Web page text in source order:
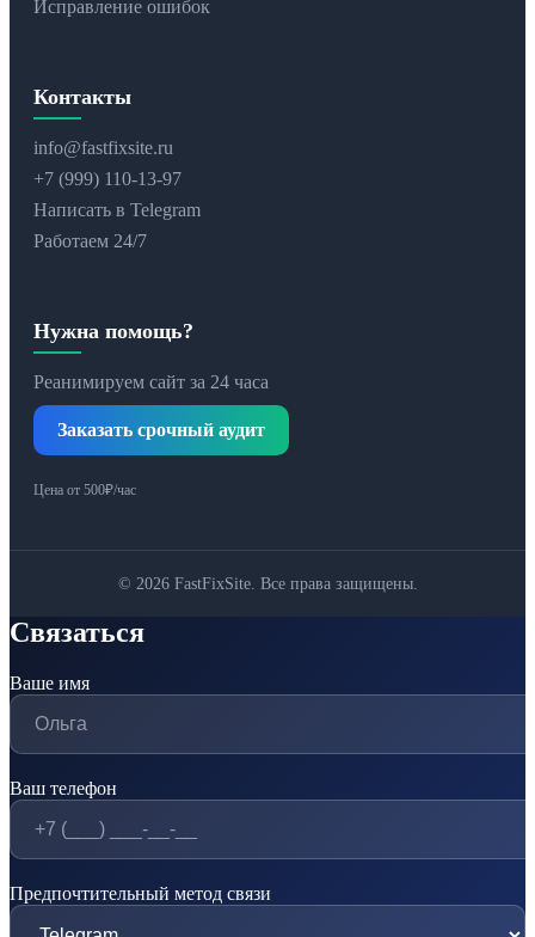
Исправление ошибок
Контакты
info@fastfixsite.ru
+7 (999) 110-13-97
Написать в Telegram
Работаем 24/7
Нужна помощь?
Реанимируем сайт за 24 часа
Заказать срочный аудит
Цена от 500₽/час
© 2026 FastFixSite. Все права защищены.
Связаться
Ваше имя
Ваш телефон
Предпочтительный метод связи